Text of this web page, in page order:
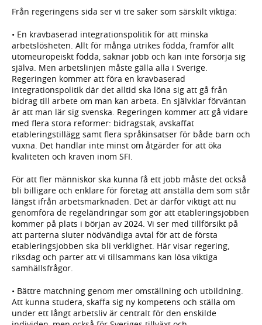
Från regeringens sida ser vi tre saker som särskilt viktiga:
• En kravbaserad integrationspolitik för att minska
arbetslösheten. Allt för många utrikes födda, framför allt
utomeuropeiskt födda, saknar jobb och kan inte försörja sig
själva. Men arbetslinjen måste gälla alla i Sverige.
Regeringen kommer att föra en kravbaserad
integrationspolitik där det alltid ska löna sig att gå från
bidrag till arbete om man kan arbeta. En självklar förväntan
är att man lär sig svenska. Regeringen kommer att gå vidare
med flera stora reformer: bidragstak, avskaffat
etableringstillägg samt flera språkinsatser för både barn och
vuxna. Det handlar inte minst om åtgärder för att öka
kvaliteten och kraven inom SFI.
För att fler människor ska kunna få ett jobb måste det också
bli billigare och enklare för företag att anställa dem som står
längst ifrån arbetsmarknaden. Det är därför viktigt att nu
genomföra de regeländringar som gör att etableringsjobben
kommer på plats i början av 2024. Vi ser med tillförsikt på
att parterna sluter nödvändiga avtal för att de första
etableringsjobben ska bli verklighet. Här visar regering,
riksdag och parter att vi tillsammans kan lösa viktiga
samhällsfrågor.
• Bättre matchning genom mer omställning och utbildning.
Att kunna studera, skaffa sig ny kompetens och ställa om
under ett långt arbetsliv är centralt för den enskilde